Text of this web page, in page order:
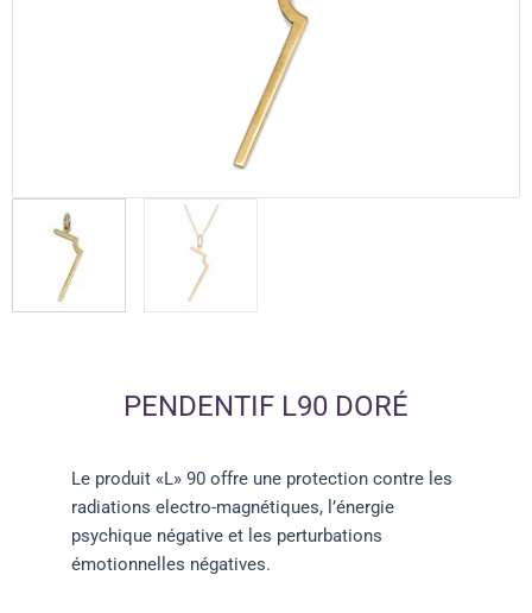
PENDENTIF L90 DORÉ
Le produit «L» 90 offre une protection contre les
radiations electro-magnétiques, l’énergie
psychique négative et les perturbations
émotionnelles négatives.